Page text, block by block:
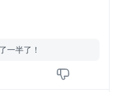
出个游戏你们爱玩不玩
经尽责了”的感
宣传没头没尾，对玩家而
有大招吧，4星是给游戏
一半了！